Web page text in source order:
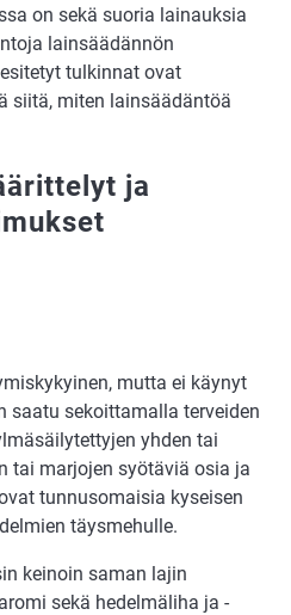
on sekä suoria lainauksia
lainsäädännön
tulkinnat ovat
siitä, miten lainsäädäntöä
ja
mutta ei käynyt
saatu sekoittamalla terveiden
yhden tai
tai marjojen syötäviä osia ja
tunnusomaisia kyseisen
täysmehulle.
keinoin saman lajin
sekä hedelmäliha ja -